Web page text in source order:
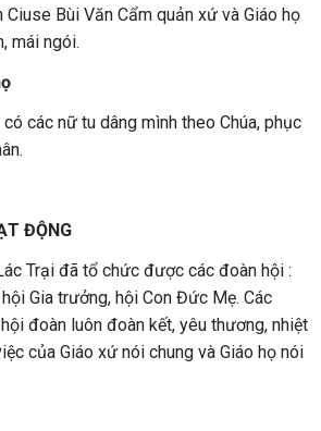
Ciuse Bùi Văn Cẩm quản xứ và Giáo họ
mái ngói.
các nữ tu dâng mình theo Chúa, phục
ĐỘNG
Trại đã tổ chức được các đoàn hội :
Gia trưởng, hội Con Đức Mẹ. Các
đoàn luôn đoàn kết, yêu thương, nhiệt
của Giáo xứ nói chung và Giáo họ nói